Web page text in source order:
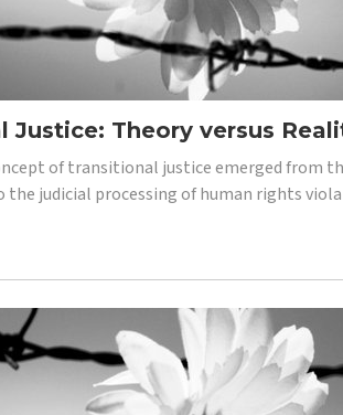
Justice: Theory versus
of transitional justice emerged
the judicial processing of human rights